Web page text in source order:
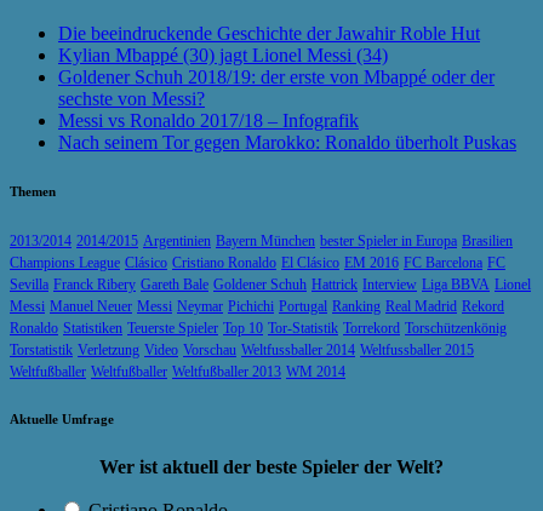
Die beeindruckende Geschichte der Jawahir Roble Hut
Kylian Mbappé (30) jagt Lionel Messi (34)
Goldener Schuh 2018/19: der erste von Mbappé oder der
sechste von Messi?
Messi vs Ronaldo 2017/18 – Infografik
Nach seinem Tor gegen Marokko: Ronaldo überholt Puskas
Themen
2013/2014 2014/2015 Argentinien Bayern München bester Spieler in Europa Brasilien
Champions League Clásico Cristiano Ronaldo El Clásico EM 2016 FC Barcelona FC
Sevilla Franck Ribery Gareth Bale Goldener Schuh Hattrick Interview Liga BBVA Lionel
Messi Manuel Neuer Messi Neymar Pichichi Portugal Ranking Real Madrid Rekord
Ronaldo Statistiken Teuerste Spieler Top 10 Tor-Statistik Torrekord Torschützenkönig
Torstatistik Verletzung Video Vorschau Weltfussballer 2014 Weltfussballer 2015
Weltfußballer Weltfußballer Weltfußballer 2013 WM 2014
Aktuelle Umfrage
Wer ist aktuell der beste Spieler der Welt?